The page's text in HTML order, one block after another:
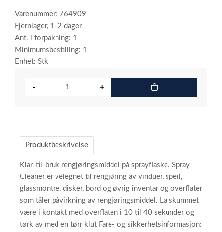
Varenummer: 764909
Fjernlager, 1-2 dager
Ant. i forpakning: 1
Minimumsbestilling: 1
Enhet: Stk
Produktbeskrivelse
Klar-til-bruk rengjøringsmiddel på sprayflaske. Spray
Cleaner er velegnet til rengjøring av vinduer, speil,
glassmontre, disker, bord og øvrig inventar og overflater
som tåler påvirkning av rengjøringsmiddel. La skummet
være i kontakt med overflaten i 10 til 40 sekunder og
tørk av med en tørr klut Fare- og sikkerhetsinformasjon: